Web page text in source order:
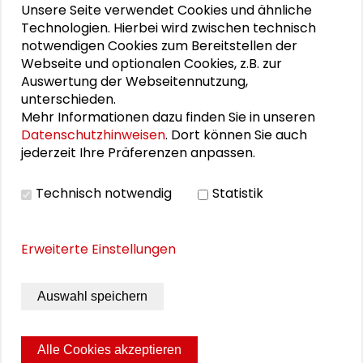
Schlüsseltexte für die Wirtschaft von morgen
Zusammen mehr erreichen – Zukunftsbündnis im
Dialog
Schader-Festival 2026
25. Runder Tisch Wissenschaftsstadt Darmstadt
Tourismus
Unsere Seite verwendet Cookies und ähnliche
Technologien. Hierbei wird zwischen technisch
notwendigen Cookies zum Bereitstellen der
Webseite und optionalen Cookies, z.B. zur
Auswertung der Webseitennutzung,
unterschieden.
Mehr Informationen dazu finden Sie in unseren
Datenschutzhinweisen. Dort können Sie auch
jederzeit Ihre Präferenzen anpassen.
Technisch notwendig Statistik
Erweiterte Einstellungen
Auswahl speichern
Alle Cookies akzeptieren